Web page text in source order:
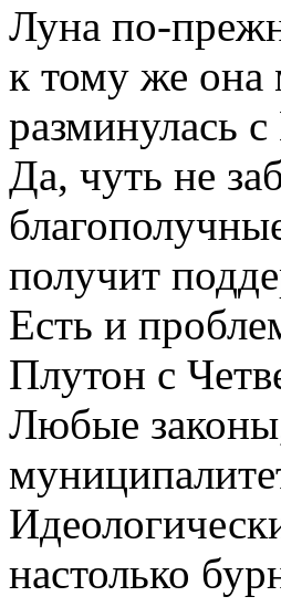
Луна по-
к тому же она
разминулась
Да, чуть не
получит
Есть и
Плутон с
Любые
настолько